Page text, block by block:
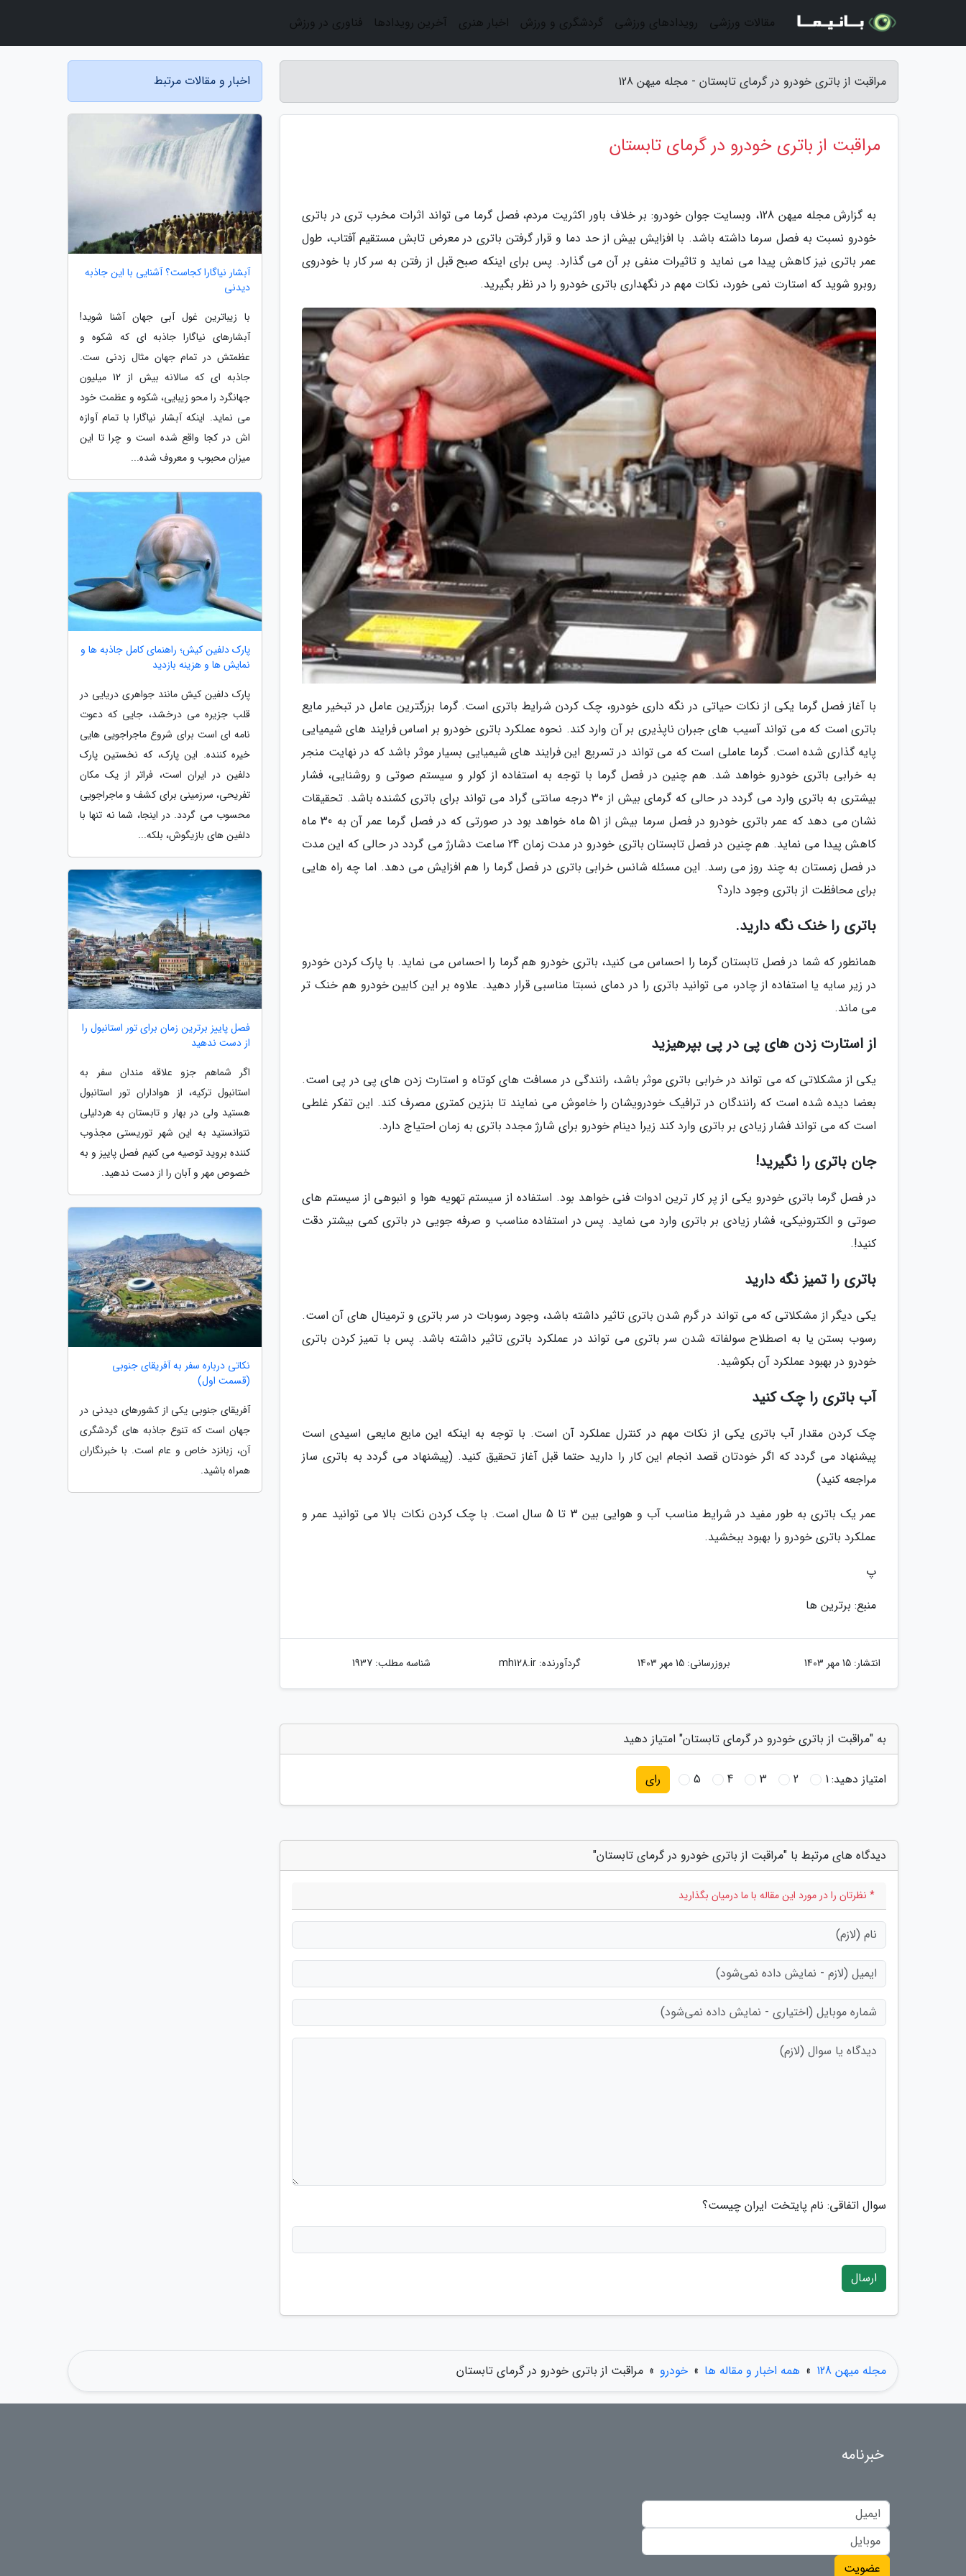
مراقبت از باتری خودرو در گرمای تابستان - مجله میهن 128
مراقبت از باتری خودرو در گرمای تابستان
به گزارش مجله میهن 128، وبسایت جوان خودرو: بر خلاف باور اکثریت مردم، فصل گرما می تواند اثرات مخرب تری در باتری
خودرو نسبت به فصل سرما داشته باشد. با افزایش بیش از حد دما و قرار گرفتن باتری در معرض تابش مستقیم آفتاب، طول
عمر باتری نیز کاهش پیدا می نماید و تاثیرات منفی بر آن می گذارد. پس برای اینکه صبح قبل از رفتن به سر کار با خودروی
روبرو شوید که استارت نمی خورد، نکات مهم در نگهداری باتری خودرو را در نظر بگیرید.
با آغاز فصل گرما یکی از نکات حیاتی در نگه داری خودرو، چک کردن شرایط باتری است. گرما بزرگترین عامل در تبخیر مایع
باتری است که می تواند آسیب های جبران ناپذیری بر آن وارد کند. نحوه عملکرد باتری خودرو بر اساس فرایند های شیمیایی
پایه گذاری شده است. گرما عاملی است که می تواند در تسریع این فرایند های شیمیایی بسیار موثر باشد که در نهایت منجر
به خرابی باتری خودرو خواهد شد. هم چنین در فصل گرما با توجه به استفاده از کولر و سیستم صوتی و روشنایی، فشار
بیشتری به باتری وارد می گردد در حالی که گرمای بیش از 30 درجه سانتی گراد می تواند برای باتری کشنده باشد. تحقیقات
نشان می دهد که عمر باتری خودرو در فصل سرما بیش از 51 ماه خواهد بود در صورتی که در فصل گرما عمر آن به 30 ماه
کاهش پیدا می نماید. هم چنین در فصل تابستان باتری خودرو در مدت زمان 24 ساعت دشارژ می گردد در حالی که این مدت
در فصل زمستان به چند روز می رسد. این مسئله شانس خرابی باتری در فصل گرما را هم افزایش می دهد. اما چه راه هایی
برای محافظت از باتری وجود دارد؟
باتری را خنک نگه دارید.
همانطور که شما در فصل تابستان گرما را احساس می کنید، باتری خودرو هم گرما را احساس می نماید. با پارک کردن خودرو
در زیر سایه یا استفاده از چادر، می توانید باتری را در دمای نسبتا مناسبی قرار دهید. علاوه بر این کابین خودرو هم خنک تر
می ماند.
از استارت زدن های پی در پی بپرهیزید
یکی از مشکلاتی که می تواند در خرابی باتری موثر باشد، رانندگی در مسافت های کوتاه و استارت زدن های پی در پی است.
بعضا دیده شده است که رانندگان در ترافیک خودرویشان را خاموش می نمایند تا بنزین کمتری مصرف کند. این تفکر غلطی
است که می تواند فشار زیادی بر باتری وارد کند زیرا دینام خودرو برای شارژ مجدد باتری به زمان احتیاج دارد.
جان باتری را نگیرید!
در فصل گرما باتری خودرو یکی از پر کار ترین ادوات فنی خواهد بود. استفاده از سیستم تهویه هوا و انبوهی از سیستم های
صوتی و الکترونیکی، فشار زیادی بر باتری وارد می نماید. پس در استفاده مناسب و صرفه جویی در باتری کمی بیشتر دقت
کنید!.
باتری را تمیز نگه دارید
یکی دیگر از مشکلاتی که می تواند در گرم شدن باتری تاثیر داشته باشد، وجود رسوبات در سر باتری و ترمینال های آن است.
رسوب بستن یا به اصطلاح سولفاته شدن سر باتری می تواند در عملکرد باتری تاثیر داشته باشد. پس با تمیز کردن باتری
خودرو در بهبود عملکرد آن بکوشید.
آب باتری را چک کنید
چک کردن مقدار آب باتری یکی از نکات مهم در کنترل عملکرد آن است. با توجه به اینکه این مایع مایعی اسیدی است
پیشنهاد می گردد که اگر خودتان قصد انجام این کار را دارید حتما قبل آغاز تحقیق کنید. (پیشنهاد می گردد به باتری ساز
مراجعه کنید)
عمر یک باتری به طور مفید در شرایط مناسب آب و هوایی بین 3 تا 5 سال است. با چک کردن نکات بالا می توانید عمر و
عملکرد باتری خودرو را بهبود ببخشید.
پ
منبع: برترین ها
انتشار: 15 مهر 1403 بروزرسانی: 15 مهر 1403 گردآورنده:mh128.ir شناسه مطلب: 1937
به "مراقبت از باتری خودرو در گرمای تابستان" امتیاز دهید
امتیاز دهید:1
2
3
4
5 رای
دیدگاه های مرتبط با "مراقبت از باتری خودرو در گرمای تابستان"
* نظرتان را در مورد این مقاله با ما درمیان بگذارید
سوال اتفاقی: نام پایتخت ایران چیست؟
ارسال
اخبار و مقالات مرتبط
آبشار نیاگارا کجاست؟ آشنایی با این جاذبه
دیدنی
با زیباترین غول آبی جهان آشنا شوید!
آبشارهای نیاگارا جاذبه ای که شکوه و
عظمتش در تمام جهان مثال زدنی ست.
جاذبه ای که سالانه بیش از 12 میلیون
جهانگرد را محو زیبایی، شکوه و عظمت خود
می نماید. اینکه آبشار نیاگارا با تمام آوازه
اش در کجا واقع شده است و چرا تا این
میزان محبوب و معروف شده...
پارک دلفین کیش؛ راهنمای کامل جاذبه ها و
نمایش ها و هزینه بازدید
پارک دلفین کیش مانند جواهری دریایی در
قلب جزیره می درخشد، جایی که دعوت
نامه ای است برای شروع ماجراجویی هایی
خیره کننده. این پارک، که نخستین پارک
دلفین در ایران است، فراتر از یک مکان
تفریحی، سرزمینی برای کشف و ماجراجویی
محسوب می گردد. در اینجا، شما نه تنها با
دلفین های بازیگوش، بلکه...
فصل پاییز برترین زمان برای تور استانبول را
از دست ندهید
اگر شماهم جزو علاقه مندان سفر به
استانبول ترکیه، از هواداران تور استانبول
هستید ولی در بهار و تابستان به هردلیلی
نتوانستید به این شهر توریستی مجذوب
کننده بروید توصیه می کنیم فصل پاییز و به
خصوص مهر و آبان را از دست ندهید.
نکاتی درباره سفر به آفریقای جنوبی
(قسمت اول)
آفریقای جنوبی یکی از کشورهای دیدنی در
جهان است که تنوع جاذبه های گردشگری
آن، زبانزد خاص و عام است. با خبرنگاران
همراه باشید.
مجله میهن 128 » همه اخبار و مقاله ها » خودرو » مراقبت از باتری خودرو در گرمای تابستان
مقالات ورزشی رویدادهای ورزشی گردشگری و ورزش اخبار هنری آخرین رویدادها فناوری در ورزش
خبرنامه
عضویت